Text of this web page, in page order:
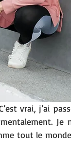
vrai, j’ai
Je
tout le